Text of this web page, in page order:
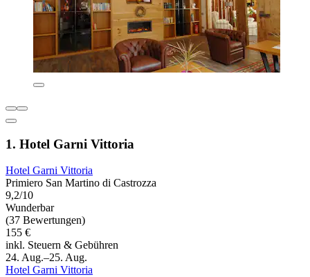
1. Hotel Garni Vittoria
Hotel Garni Vittoria
Primiero San Martino di Castrozza
9,2/10
Wunderbar
(37 Bewertungen)
155 €
inkl. Steuern & Gebühren
24. Aug.–25. Aug.
Hotel Garni Vittoria